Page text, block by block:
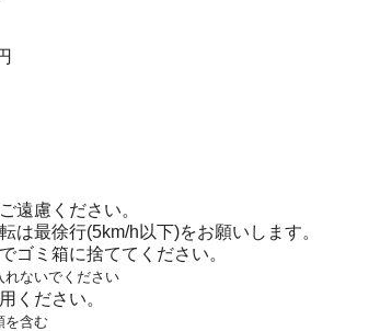
遠慮ください。
は最徐行(5km/h以下)をお願いします。
ゴミ箱に捨ててください。
ないでください
ください。
を含む